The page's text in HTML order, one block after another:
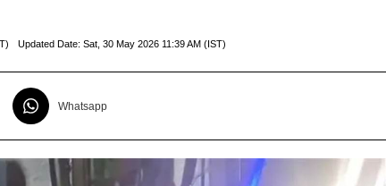
Updated Date: Sat, 30 May 2026 11:39 AM (IST)
Whatsapp